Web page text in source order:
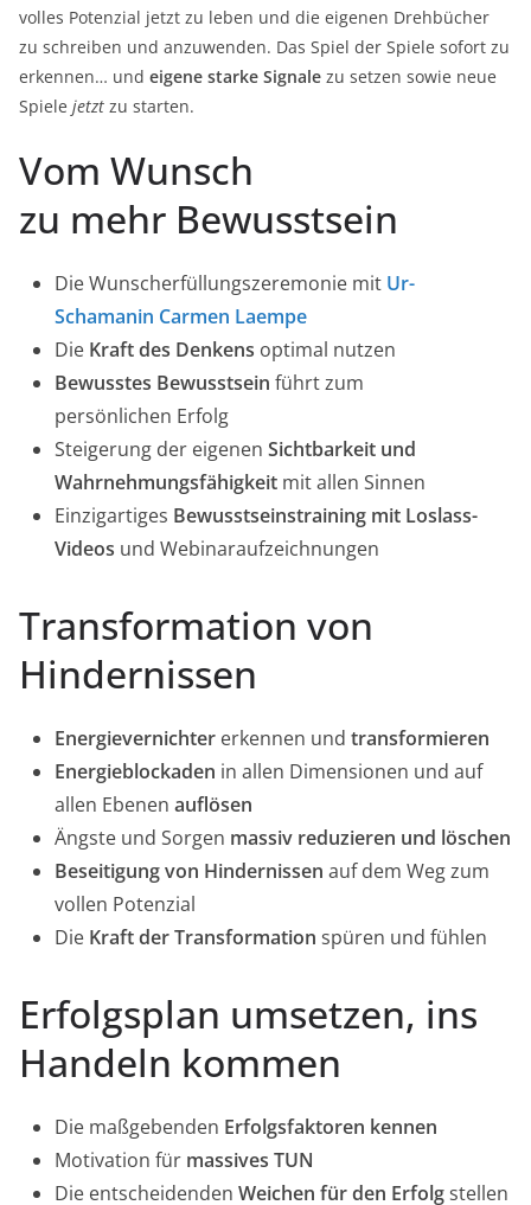
volles Potenzial jetzt zu leben und die eigenen Drehbücher
zu schreiben und anzuwenden. Das Spiel der Spiele sofort zu
erkennen… und eigene starke Signale zu setzen sowie neue
Spiele jetzt zu starten.
Vom Wunsch
zu mehr Bewusstsein
Die Wunscherfüllungszeremonie mit Ur-
Schamanin Carmen Laempe
Die Kraft des Denkens optimal nutzen
Bewusstes Bewusstsein führt zum
persönlichen Erfolg
Steigerung der eigenen Sichtbarkeit und
Wahrnehmungsfähigkeit mit allen Sinnen
Einzigartiges Bewusstseinstraining mit Loslass-
Videos und Webinaraufzeichnungen
Transformation von
Hindernissen
Energievernichter erkennen und transformieren
Energieblockaden in allen Dimensionen und auf
allen Ebenen auflösen
Ängste und Sorgen massiv reduzieren und löschen
Beseitigung von Hindernissen auf dem Weg zum
vollen Potenzial
Die Kraft der Transformation spüren und fühlen
Erfolgsplan umsetzen, ins
Handeln kommen
Die maßgebenden Erfolgsfaktoren kennen
Motivation für massives TUN
Die entscheidenden Weichen für den Erfolgstellen